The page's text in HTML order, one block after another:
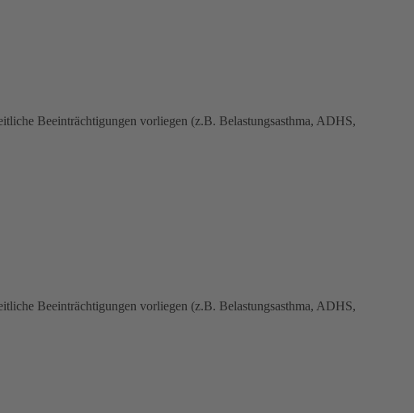
Beeinträchtigungen vorliegen (z.B. Belastungsasthma, ADHS,
Beeinträchtigungen vorliegen (z.B. Belastungsasthma, ADHS,